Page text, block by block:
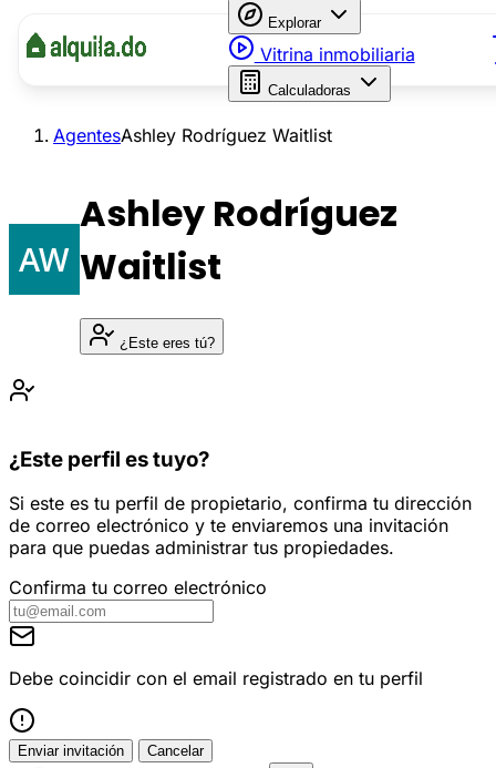
Explorar
Vitrina inmobiliaria
Calculadoras
AgentesAshley Rodríguez Waitlist
Ashley Rodríguez
Waitlist
¿Este eres tú?
¿Este perfil es tuyo?
Si este es tu perfil de propietario, confirma tu dirección
de correo electrónico y te enviaremos una invitación
para que puedas administrar tus propiedades.
Confirma tu correo electrónico
Debe coincidir con el email registrado en tu perfil
Enviar invitación Cancelar